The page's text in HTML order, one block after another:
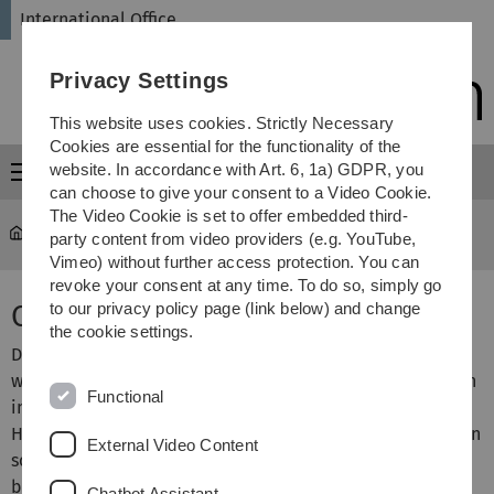
Skip
Skip
Skip
Skip
International Office
Menu
International Office ... Chatbot Ulma
Chatbot Ulma
Digitale Beratungsangebote für Studieninteressierte
werden immer wichtiger. Gerade durch den zunehmenden
internationalen Studierendenaustausch stehen
Hochschulen vor der Herausforderung, allen Interessierten
schnell und unkompliziert Antworten auf ihre Fragen zu
bieten – und das idealerweise rund um die Uhr.
Privacy Settings
This website uses cookies. Strictly Necessary
Cookies are essential for the functionality of the
website. In accordance with Art. 6, 1a) GDPR, you
can choose to give your consent to a Video Cookie.
The Video Cookie is set to offer embedded third-
party content from video providers (e.g. YouTube,
Vimeo) without further access protection. You can
revoke your consent at any time. To do so, simply go
to our privacy policy page (link below) and change
the cookie settings.
Functional
External Video Content